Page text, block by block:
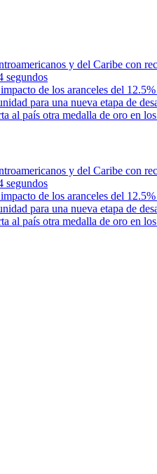
y del Caribe con
segundos
de los aranceles del
para una nueva etapa de
al país otra medalla de oro en
y del Caribe con
segundos
de los aranceles del
para una nueva etapa de
al país otra medalla de oro en